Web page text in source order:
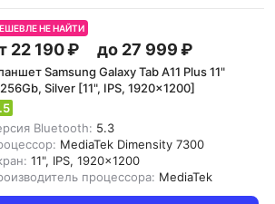
НЕ НАЙТИ
22 190 ₽ до 27 999 ₽
Samsung Galaxy Tab A11 Plus 11"
Silver [11", IPS, 1920x1200]
Bluetooth: 5.3
MediaTek Dimensity 7300
11", IPS, 1920x1200
процессора: MediaTek